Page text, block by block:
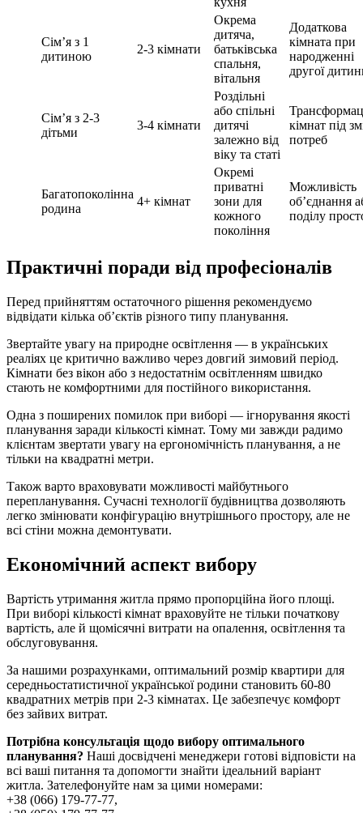
Сім’я з 1
дитиною
2-3 кімнати
Окрема
дитяча,
батьківська
спальня,
вітальня
Додаткова
кімната при
народженні
другої
Сім’я з 2-3
дітьми
3-4 кімнати
Роздільні
або спільні
дитячі
залежно від
віку та статі
кімнат під
потреб
Багатопоколінна
родина
4+ кімнат
Окремі
приватні
зони для
кожного
покоління
Можливість
об’єднання
поділу
Практичні поради від професіоналів
Перед прийняттям остаточного рішення рекомендуємо
відвідати кілька об’єктів різного типу планування.
Звертайте увагу на природне освітлення — в українських
реаліях це критично важливо через довгий зимовий період.
Кімнати без вікон або з недостатнім освітленням швидко
стають не комфортними для постійного використання.
Одна з поширених помилок при виборі — ігнорування якості
планування заради кількості кімнат. Тому ми завжди радимо
клієнтам звертати увагу на ергономічність планування, а не
тільки на квадратні метри.
Також варто враховувати можливості майбутнього
перепланування. Сучасні технології будівництва дозволяють
легко змінювати конфігурацію внутрішнього простору, але не
всі стіни можна демонтувати.
Економічний аспект вибору
Вартість утримання житла прямо пропорційна його площі.
При виборі кількості кімнат враховуйте не тільки початкову
вартість, але й щомісячні витрати на опалення, освітлення та
обслуговування.
За нашими розрахунками, оптимальний розмір квартири для
середньостатистичної української родини становить 60-80
квадратних метрів при 2-3 кімнатах. Це забезпечує комфорт
без зайвих витрат.
Потрібна консультація щодо вибору оптимального
планування? Наші досвідчені менеджери готові відповісти на
всі ваші питання та допомогти знайти ідеальний варіант
житла. Зателефонуйте нам за цими номерами:
+38 (066) 179-77-77,